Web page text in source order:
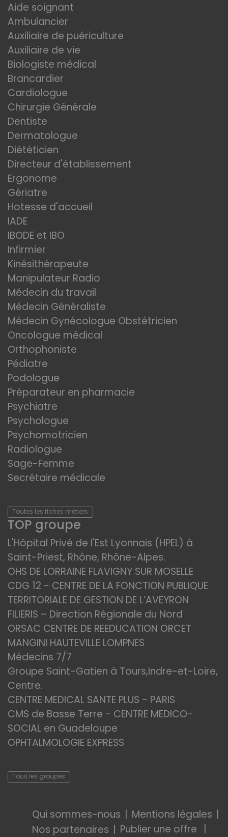
Aide soignant
Ambulancier
Auxiliaire de puériculture
Auxiliaire de vie
Biologiste médical
Brancardier
Cardiologue
Chirurgie Générale
Dentiste
Dermatologue
Diététicien
Directeur d'établissement
Ergonome
Gériatre
Hotesse d'accueil
IADE
IBODE et IBO
Infirmier
Kinésithérapeute
Manipulateur Radio
Médecin du travail
Médecin Généraliste
Médecin Gynécologue Obstétricien
Oncologue médical
Orthophoniste
Pédiatre
Podologue
Préparateur en pharmacie
Psychiatre
Psychologue
Psychomotricien
Radiologue
Sage-Femme
Secrétaire médicale
Toutes les fiches métiers
TOP groupe
L'Hôpital Privé de l'Est Lyonnais (HPEL) à
Saint-Priest, Rhône, Rhône-Alpes.
OHS DE LORRAINE FLAVIGNY SUR MOSELLE
CDG 12 - CENTRE DE LA FONCTION PUBLIQUE
TERRITORIALE DE GESTION DE L’AVEYRON
FILIERIS – Direction Régionale du Nord
ORSAC CENTRE DE REEDUCATION ORCET
MANGINI HAUTEVILLE LOMPNES
Médecins 7/7
Groupe Saint-Gatien à Tours,Indre-et-Loire,
Centre.
CENTRE MEDICAL SANTE PLUS - PARIS
CMS de Basse Terre - CENTRE MEDICO-
SOCIAL en Guadeloupe
OPHTALMOLOGIE EXPRESS
Tous les groupes
Qui sommes-nous
Mentions légales
Nos partenaires
Publier une offre